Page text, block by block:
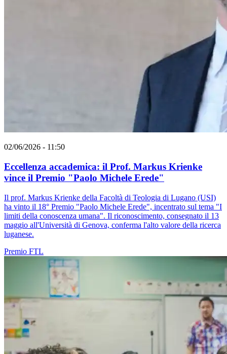
02/06/2026 - 11:50
Eccellenza accademica: il Prof. Markus Krienke
vince il Premio "Paolo Michele Erede"
Il prof. Markus Krienke della Facoltà di Teologia di Lugano (USI)
ha vinto il 18° Premio "Paolo Michele Erede", incentrato sul tema "I
limiti della conoscenza umana". Il riconoscimento, consegnato il 13
maggio all'Università di Genova, conferma l'alto valore della ricerca
luganese.
Premio FTL